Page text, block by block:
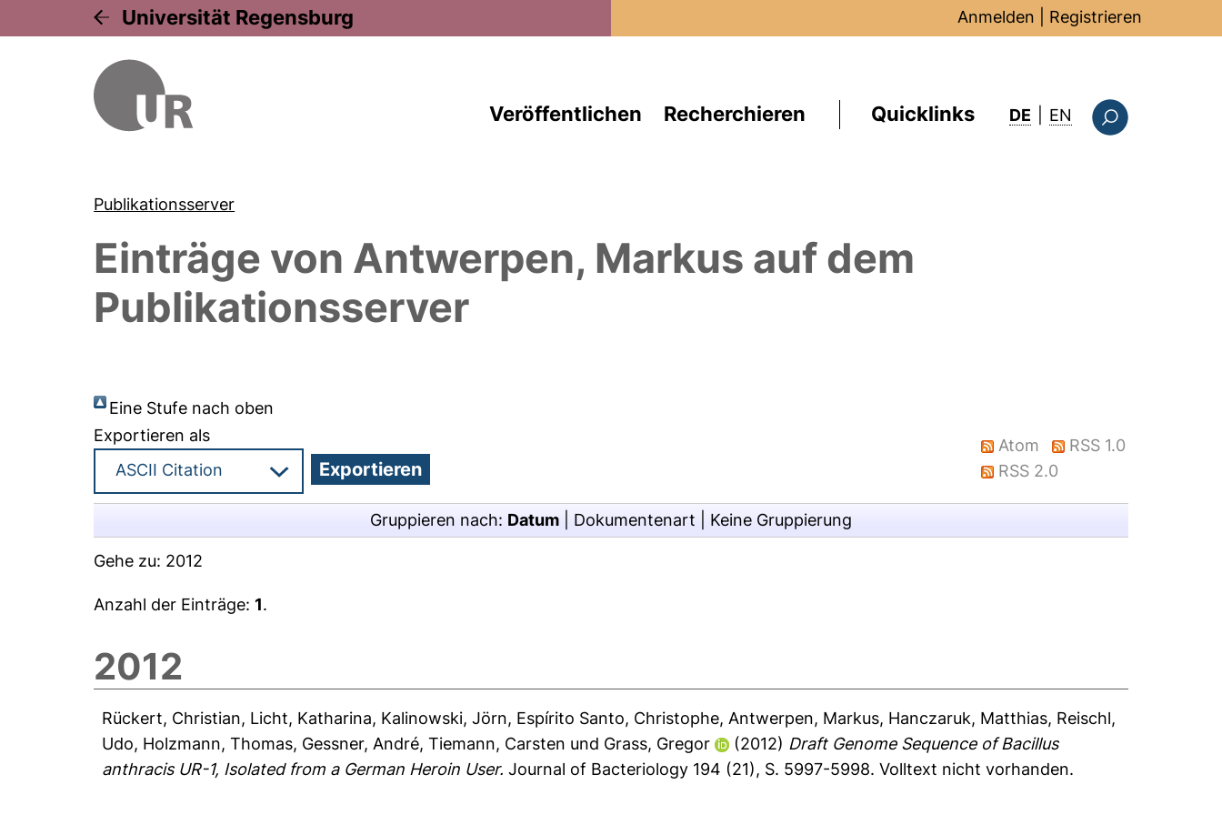
Universität Regensburg Anmelden Registrieren
Veröffentlichen Recherchieren Quicklinks DE EN : this page in
Publikationsserver
Einträge von Antwerpen, Markus auf dem
Publikationsserver
Eine Stufe nach oben
Exportieren als
Atom
RSS 1.0
RSS 2.0
Gruppieren nach: Datum Dokumentenart Keine Gruppierung
Gehe zu: 2012
Anzahl der Einträge:1.
2012
Rückert, Christian, Licht, Katharina, Kalinowski, Jörn, Espírito Santo, Christophe, Antwerpen, Markus, Hanczaruk, Matthias, Reischl,
Udo, Holzmann, Thomas, Gessner, André,Tiemann, Carsten und Grass, Gregor (2012) Draft Genome Sequence of Bacillus
anthracis UR-1, Isolated from a German Heroin User. Journal of Bacteriology 194 (21), S. 5997-5998.Volltext nicht vorhanden.